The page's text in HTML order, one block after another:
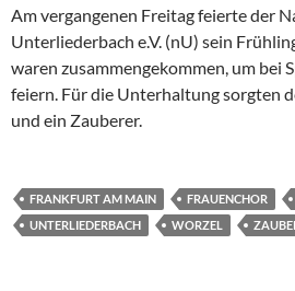
Am vergangenen Freitag feierte der
Unterliederbach e.V. (nU) sein
waren zusammengekommen, um bei
feiern. Für die Unterhaltung sorgten
und ein Zauberer.
FRANKFURT AM MAIN FRAUENCHOR
UNTERLIEDERBACH
WORZEL